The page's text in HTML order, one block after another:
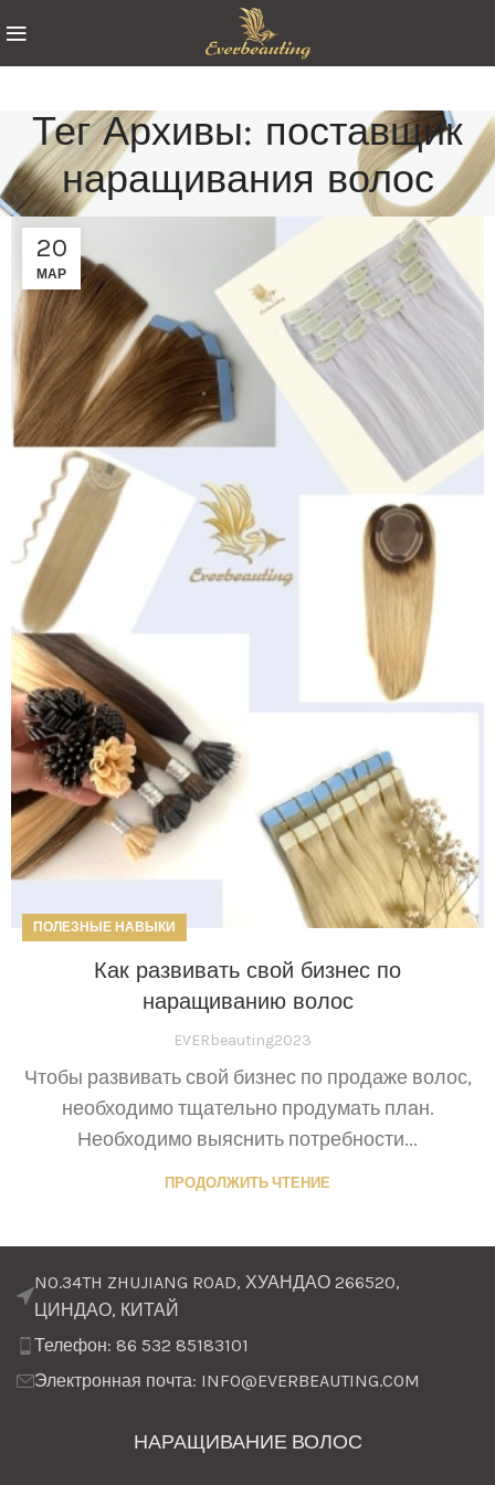
Тег Архивы: поставщик
наращивания волос
20
МАР
ПОЛЕЗНЫЕ НАВЫКИ
Как развивать свой бизнес по
наращиванию волос
EVERbeauting2023
Чтобы развивать свой бизнес по продаже волос,
необходимо тщательно продумать план.
Необходимо выяснить потребности...
ПРОДОЛЖИТЬ ЧТЕНИЕ
NO.34TH ZHUJIANG ROAD, ХУАНДАО 266520,
ЦИНДАО, КИТАЙ
Телефон: 86 532 85183101
Электронная почта: INFO@EVERBEAUTING.COM
НАРАЩИВАНИЕ ВОЛОС